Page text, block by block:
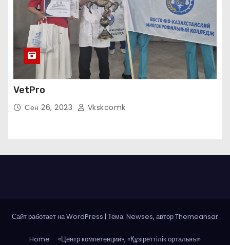
VetPro
Сен 26, 2023 Vkskcomk
Сайт работает на WordPress | Тема: Newses, авторThemeansar
Home
«Центр компетенции», «Құзіреттілік орталығы»